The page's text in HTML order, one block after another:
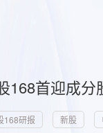
168首迎成
168研报 新股